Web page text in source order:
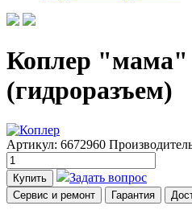
Коплер "мама"
(гидроразъем)
Артикул: 6672960
Купить Задать вопрос
Сервис и ремонт Гарантия